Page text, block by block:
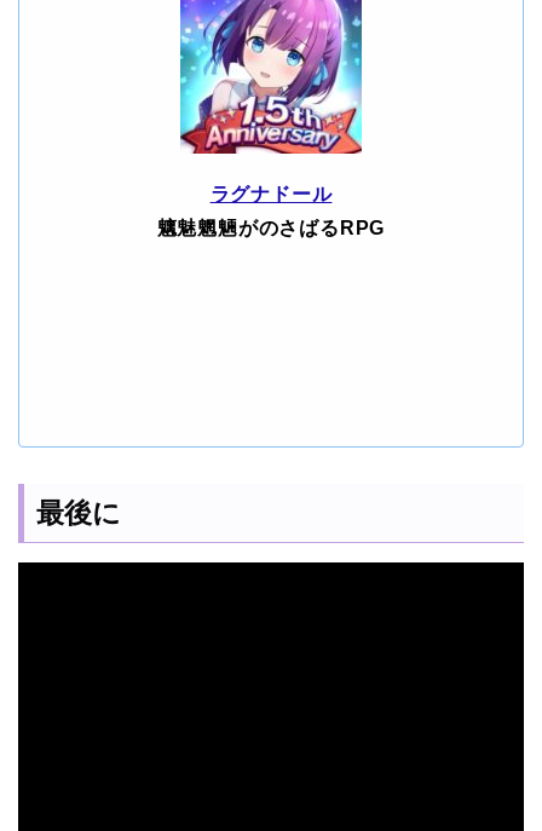
ラグナドール
魑魅魍魎がのさばるRPG
最後に